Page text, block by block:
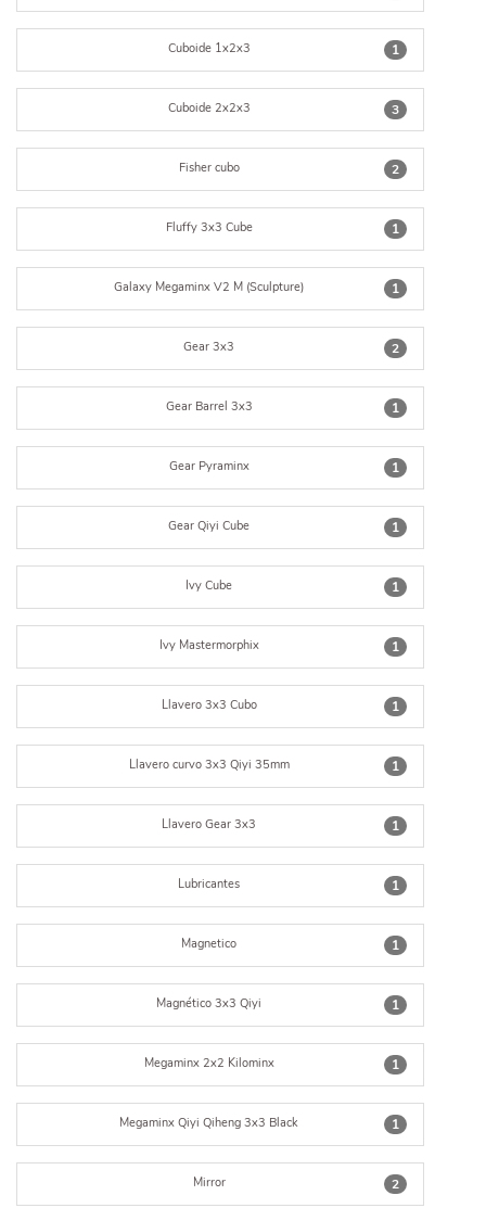
1
Cuboide 1x2x3
3
Cuboide 2x2x3
2
Fisher cubo
1
Fluffy 3x3 Cube
1
Galaxy Megaminx V2 M (Sculpture)
2
Gear 3x3
1
Gear Barrel 3x3
1
Gear Pyraminx
1
Gear Qiyi Cube
1
Ivy Cube
1
Ivy Mastermorphix
1
Llavero 3x3 Cubo
1
Llavero curvo 3x3 Qiyi 35mm
1
Llavero Gear 3x3
1
Lubricantes
1
Magnetico
1
Magnético 3x3 Qiyi
1
Megaminx 2x2 Kilominx
1
Megaminx Qiyi Qiheng 3x3 Black
2
Mirror